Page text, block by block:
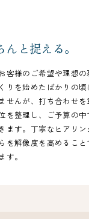
んと捉える。
客様のご希望や理想
りを始めたばかりの
せんが、打ち合わせ
を整理し、ご予算の
ます。丁寧なヒアリ
を解像度を高めるこ
。